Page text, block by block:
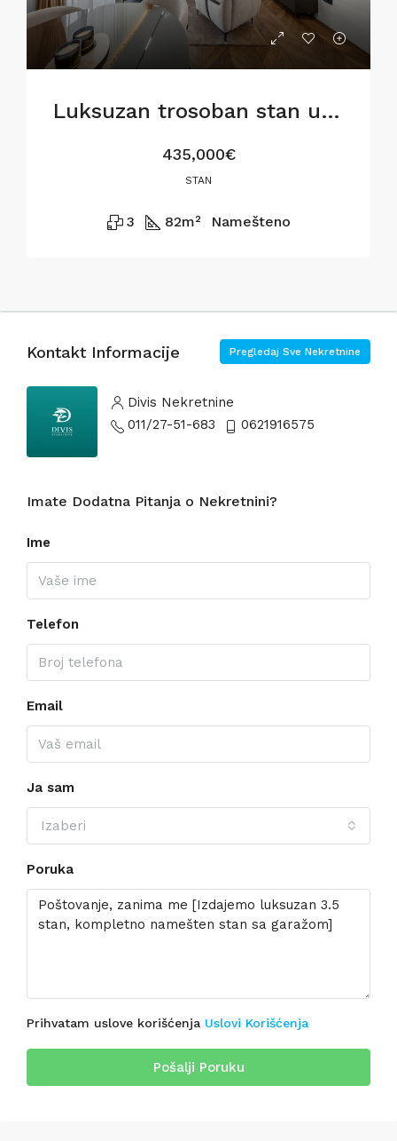
Luksuzan trosoban stan u BW Metropolitan,82m2
435,000€
STAN
3 82m² Namešteno
Kontakt Informacije Pregledaj Sve Nekretnine
Divis Nekretnine
011/27-51-683
0621916575
Imate Dodatna Pitanja o Nekretnini?
Ime
Telefon
Email
Ja sam
Izaberi
Poruka
Prihvatam uslove korišćenja Uslovi Korišćenja
Pošalji Poruku